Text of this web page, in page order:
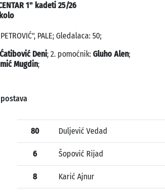
1" kadeti 25/26
PALE; Gledalaca: 50;
Ćatibović Deni; 2. pomoćnik: Gluho Alen;
Mugdin;
80 Duljević Vedad
6 Šopović Rijad
8 Karić Ajnur